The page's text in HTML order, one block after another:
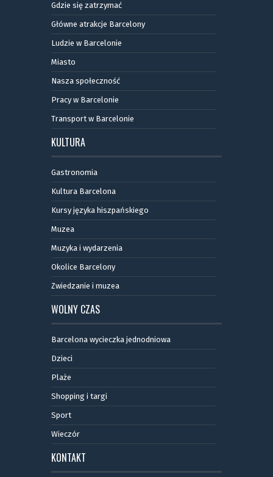
Gdzie się zatrzymać
Główne atrakcje Barcelony
Ludzie w Barcelonie
Miasto
Nasza społeczność
Pracy w Barcelonie
Transport w Barcelonie
KULTURA
Gastronomia
Kultura Barcelona
Kursy języka hiszpańskiego
Muzea
Muzyka i wydarzenia
Okolice Barcelony
Zwiedzanie i muzea
WOLNY CZAS
Barcelona wycieczka jednodniowa
Dzieci
Plaże
Shopping i targi
Sport
Wieczór
KONTAKT